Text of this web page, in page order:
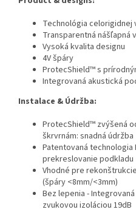
Technológia celorigidnej
Transparentná nášľapná
Vysoká kvalita designu
4V špáry
ProtecShield™ s
Integrovaná akustická
Instalace & Údržba:
ProtecShield™ zvýšená
škrvrnám: snadná údržba
Patentovaná technologia
prekreslovanie podkladu
Vhodné pre
(špáry <8mm/<3mm)
Bez lepenia -
zvukovou izoláciou 19dB